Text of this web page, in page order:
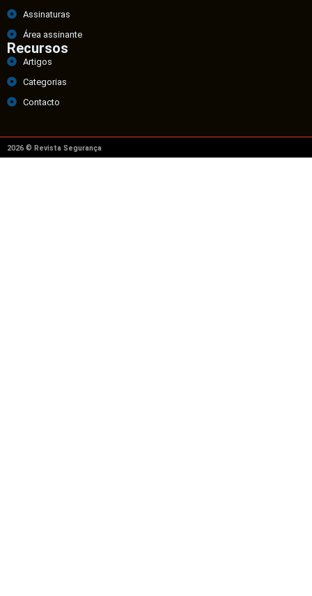
Assinaturas
Área assinante
Recursos
Artigos
Categorias
Contacto
2026 © Revista Segurança